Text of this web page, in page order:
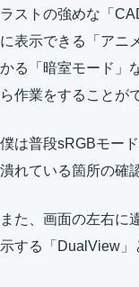
ラストの強めな「
に表示できる「アニ
かる「暗室モード」
ら作業をすることが
僕は普段sRGBモー
潰れている箇所の確
また、画面の左右に
示する「DualView」